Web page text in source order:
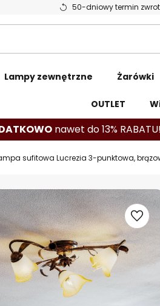
50-dniowy termin
Lampy zewnętrzne Żarówki
OUTLET
nawet do 13% RABATU!
sufitowa Lucrezia 3-punktowa,